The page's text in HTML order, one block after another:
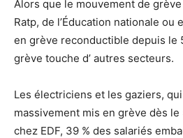
Alors que le mouvement de
Ratp, de l’Éducation nationale ou
en grève reconductible depuis le
grève touche d’ autres secteurs.
Les électriciens et les gaziers, qui
massivement mis en grève dès le
chez EDF, 39 % des salariés